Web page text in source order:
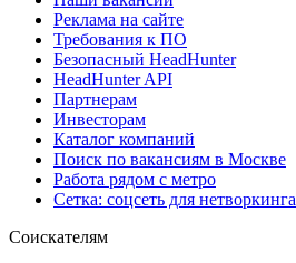
Реклама на сайте
Требования к ПО
Безопасный HeadHunter
HeadHunter API
Партнерам
Инвесторам
Каталог компаний
Поиск по вакансиям в Москве
Работа рядом с метро
Сетка: соцсеть для нетворкинга
Соискателям